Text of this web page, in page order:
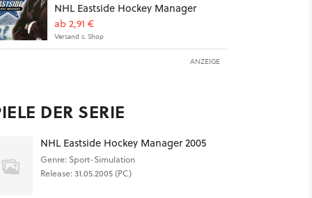
NHL Eastside Hockey Manager
ab 2,91 €
Versand s. Shop
ANZEIGE
DER SERIE
NHL Eastside Hockey Manager 2005
Genre: Sport-Simulation
Release: 31.05.2005 (PC)